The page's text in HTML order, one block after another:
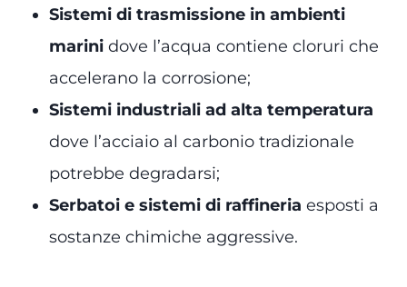
Sistemi di trasmissione in ambienti
marini dove l’acqua contiene cloruri che
accelerano la corrosione;
Sistemi industriali ad alta temperatura
dove l’acciaio al carbonio tradizionale
potrebbe degradarsi;
Serbatoi e sistemi di raffineria esposti a
sostanze chimiche aggressive.